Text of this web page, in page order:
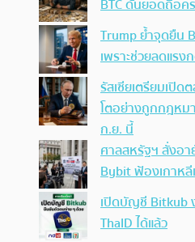
BTC ดันยอดถือค
Trump ย้ำจุดยืน
เพราะช่วยลดแร
รัสเซียเตรียมเปิด
โตอย่างถูกกฎหม
ก.ย. นี้
ศาลสหรัฐฯ สั่งอ
Bybit ฟ้องเกาหลี
เปิดบัญชี Bitkub
ThaID ได้แล้ว